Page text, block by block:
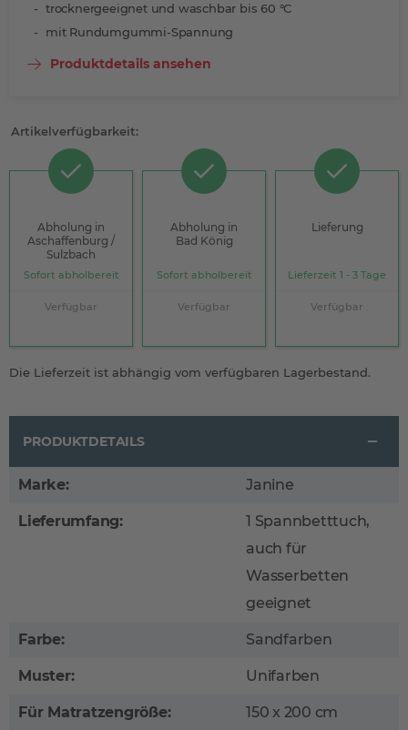
trocknergeeignet und waschbar bis 60 °C
mit Rundumgummi-Spannung
Produktdetails ansehen
Artikelverfügbarkeit:
Abholung in
Aschaffenburg /
Sulzbach
Sofort abholbereit
Verfügbar
Abholung in
Bad König
Sofort abholbereit
Verfügbar
Lieferung
Lieferzeit 1 - 3 Tage
Verfügbar
Die Lieferzeit ist abhängig vom verfügbaren Lagerbestand.
PRODUKTDETAILS
Marke: Janine
Lieferumfang:
1 Spannbetttuch,
auch für
Wasserbetten
geeignet
Farbe: Sandfarben
Muster: Unifarben
Für Matratzengröße: 150 x 200 cm